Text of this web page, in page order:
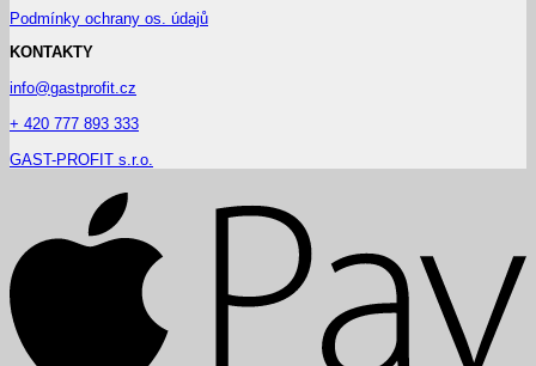
Podmínky ochrany os. údajů
KONTAKTY
info@gastprofit.cz
+ 420 777 893 333
GAST-PROFIT s.r.o.